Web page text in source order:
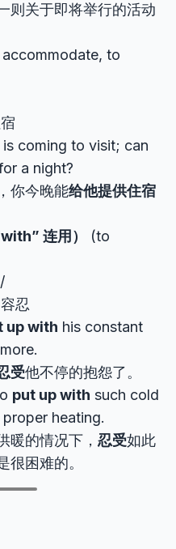
则关于即将举行的活动
to
coming to visit; can
a night?
你今晚能给他提供住宿
连用）
(to
忍
up with his constant
受他不停的抱怨了。
put up with such cold
heating.
暖的情况下， 忍受如此
很困难的。